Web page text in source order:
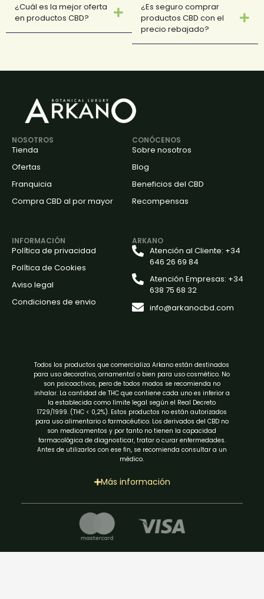
¿Cuál es la mejor oferta
en productos CBD?
¿Es seguro comprar
productos CBD con el
precio rebajado?
NOSOTROS
Tienda
Ofertas
Franquicia
Compra CBD al por mayor
CONÓCENOS
Sobre nosotros
Blog
Beneficios del CBD
Recompensas
INFORMACIÓN
Política de privacidad
Política de Cookies
Aviso legal
Condiciones de envio
ARKANO
Atención al Cliente: +34
646 26 69 84
Atención Empresas: +34
638 75 68 32
info@arkanocbd.com
Todos los productos que comercializa Arkano están destinados
para uso decorativo, ornamental o bien para uso cosmético. No
son psicoactivos, pero de todos modos se recomienda no
inhalar. La cantidad de THC que contiene cada uno es inferior a
la establecida como límite legal según el Real Decreto
1729/1999. (THC < 0,2%). Estos productos no están autorizados
para uso alimentario o farmacéutico. Los derivados del CBD no
son medicamentos y por tanto no tienen la capacidad
farmacológica de diagnosticar, tratar o curar enfermedades.
Antes de utilizarlos con ese fin, se recomienda consultar a un
médico.
Más información